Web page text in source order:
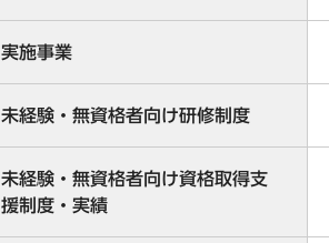
実施事業
未経験・無資格者向け研修制度
未経験・無資格者向け資格取得支
援制度・実績